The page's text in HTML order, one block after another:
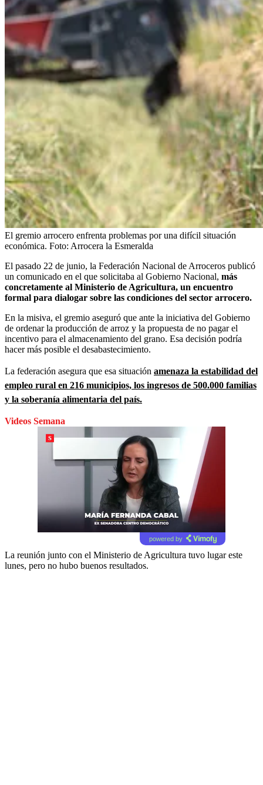
El gremio arrocero enfrenta problemas por una difícil situación
económica. Foto: Arrocera la Esmeralda
El pasado 22 de junio, la Federación Nacional de Arroceros publicó
un comunicado en el que solicitaba al Gobierno Nacional, más
concretamente al Ministerio de Agricultura, un encuentro
formal para dialogar sobre las condiciones del sector arrocero.
En la misiva, el gremio aseguró que ante la iniciativa del Gobierno
de ordenar la producción de arroz y la propuesta de no pagar el
incentivo para el almacenamiento del grano. Esa decisión podría
hacer más posible el desabastecimiento.
La federación asegura que esa situación amenaza la estabilidad del
empleo rural en 216 municipios, los ingresos de 500.000 familias
y la soberanía alimentaria del país.
Videos Semana
powered by
La reunión junto con el Ministerio de Agricultura tuvo lugar este
lunes, pero no hubo buenos resultados.